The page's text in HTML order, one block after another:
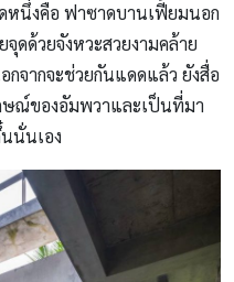
หนึ่งคือ ฟาซาดบานเฟี้ยมนอก
ดด้วยจังหวะสวยงามคล้าย
จากจะช่วยกันแดดแล้ว ยังสื่อ
ษณ์ของอัมพวาและเป็นที่มา
นั่นเอง